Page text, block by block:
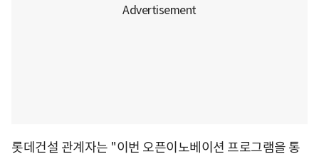
롯데건설 관계자는 "이번 오픈이노베이션 프로그램을 통